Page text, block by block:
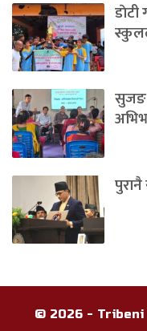
सुजङ
© 2026 - Tribeni